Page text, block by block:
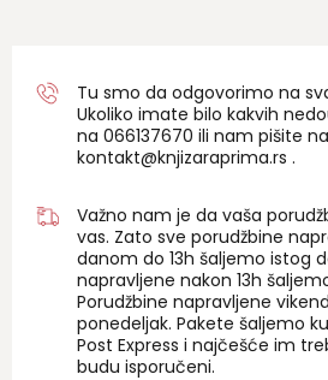
Tu smo da odgovorimo na
Ukoliko imate bilo kakvih
na 066137670 ili nam pišite na
kontakt@knjizaraprima.rs .
Važno nam je da vaša
vas. Zato sve porudžbine
danom do 13h šaljemo istog
napravljene nakon 13h
Porudžbine napravljene
ponedeljak. Pakete šaljemo
Post Express i najčešće im
budu isporučeni.